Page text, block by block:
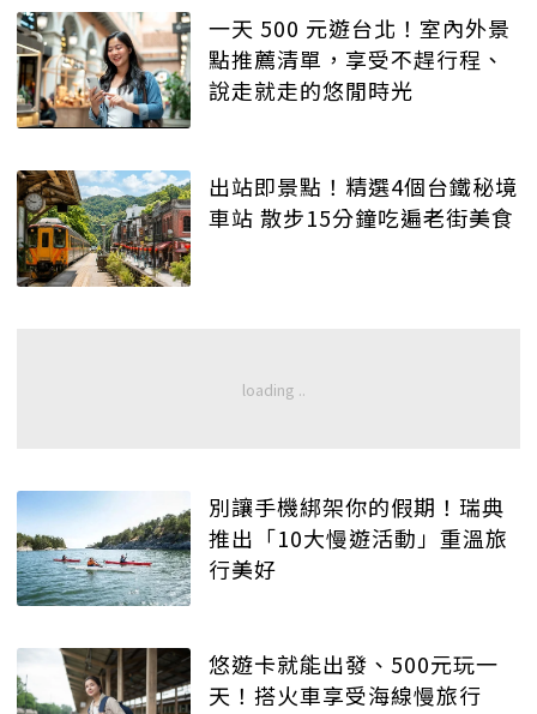
一天 500 元遊台北！室內外景
點推薦清單，享受不趕行程、
說走就走的悠閒時光
出站即景點！精選4個台鐵秘境
車站 散步15分鐘吃遍老街美食
別讓手機綁架你的假期！瑞典
推出「10大慢遊活動」重溫旅
行美好
悠遊卡就能出發、500元玩一
天！搭火車享受海線慢旅行